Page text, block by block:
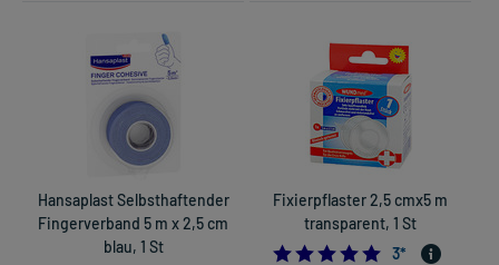
Hansaplast Selbsthaftender
Fingerverband 5 m x 2,5 cm
blau, 1 St
Fixierpflaster 2,5 cmx5 m
transparent, 1 St
5.0
3*